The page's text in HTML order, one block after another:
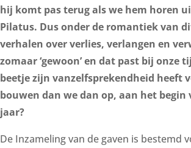
hij komt pas terug als we hem horen
Pilatus. Dus onder de romantiek van
verhalen over verlies, verlangen en
zomaar ‘gewoon’ en dat past bij onze
beetje zijn vanzelfsprekendheid heeft
bouwen dan we dan op, aan het begin
jaar?
De Inzameling van de gaven is bestemd